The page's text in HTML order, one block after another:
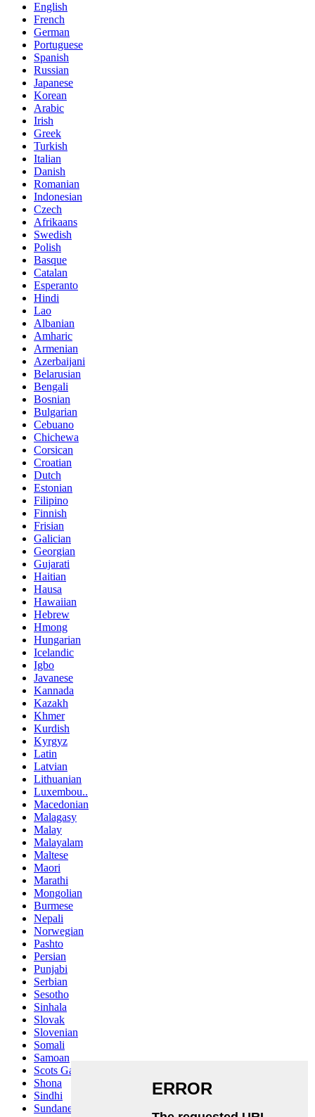
English
French
German
Portuguese
Spanish
Russian
Japanese
Korean
Arabic
Irish
Greek
Turkish
Italian
Danish
Romanian
Indonesian
Czech
Afrikaans
Swedish
Polish
Basque
Catalan
Esperanto
Hindi
Lao
Albanian
Amharic
Armenian
Azerbaijani
Belarusian
Bengali
Bosnian
Bulgarian
Cebuano
Chichewa
Corsican
Croatian
Dutch
Estonian
Filipino
Finnish
Frisian
Galician
Georgian
Gujarati
Haitian
Hausa
Hawaiian
Hebrew
Hmong
Hungarian
Icelandic
Igbo
Javanese
Kannada
Kazakh
Khmer
Kurdish
Kyrgyz
Latin
Latvian
Lithuanian
Luxembou..
Macedonian
Malagasy
Malay
Malayalam
Maltese
Maori
Marathi
Mongolian
Burmese
Nepali
Norwegian
Pashto
Persian
Punjabi
Serbian
Sesotho
Sinhala
Slovak
Slovenian
Somali
Samoan
Scots Gaelic
Shona
Sindhi
Sundanese